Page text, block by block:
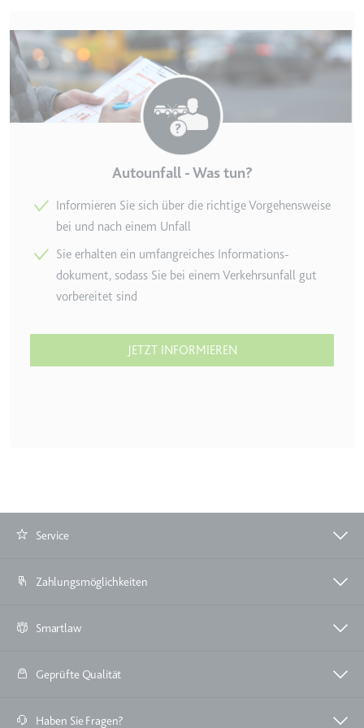
Ablauf:
HTTP-Cookie
LAST_RESULT_ENTRY_KEY
youtube.com
Wird verwendet, um die
eingebetteten Inhalten zu
verfolgen.
Ablauf:
Sitzung
Typ:
HTTP-Cookie
LogsDatabaseV2:V#||LogsRequestsStore
youtube.com
Ablauf:
Autounfall - Was tun?
Informieren Sie sich über die richtige Vorgehens­weise
bei und nach einem Unfall
Sie erhalten ein umfang­reiches Informations­
dokument, sodass Sie bei einem Verkehrs­unfall gut
vorbereitet sind
JETZT INFORMIEREN
Service
Zahlungsmöglichkeiten
Smartlaw
Geprüfte Qualität
Haben Sie Fragen?